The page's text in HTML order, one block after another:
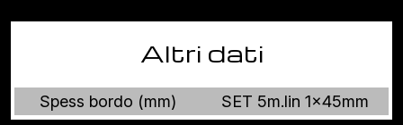
Altri dati
Spess bordo (mm) SET 5m.lin 1x45mm